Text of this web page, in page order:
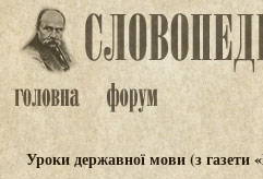
Уроки державної мови (з газети